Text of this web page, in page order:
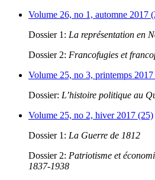
Volume 26, no 1, automne 2017
Dossier 1: La représentation en
Dossier 2: Francofugies et
Volume 25, no 3, printemps
Dossier: L’histoire politique au
Volume 25, no 2, hiver 2017 (25)
Dossier 1: La Guerre de 1812
Dossier 2: Patriotisme et
1837-1938